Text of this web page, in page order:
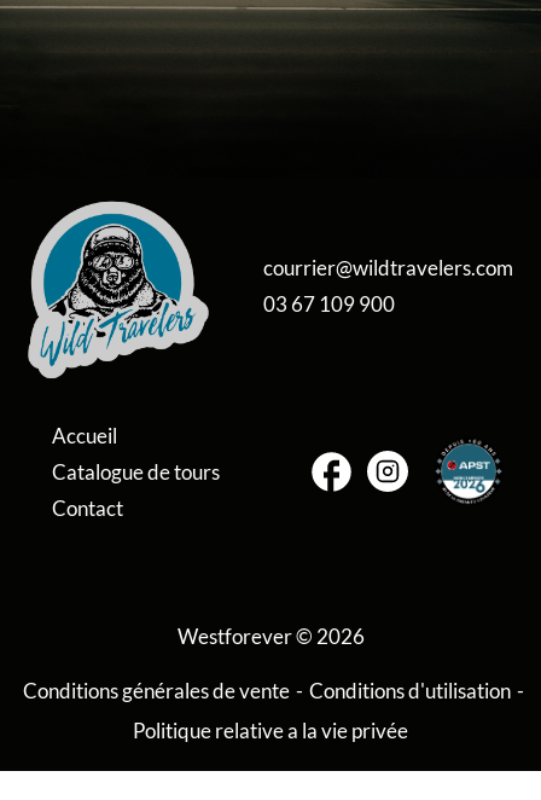
courrier@wildtravelers.com
03 67 109 900
Accueil
Catalogue de tours
Contact
Westforever © 2026
Conditions générales de vente - Conditions d'utilisation -
Politique relative a la vie privée